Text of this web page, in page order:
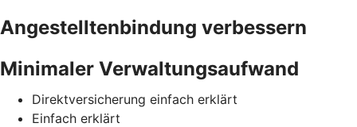
Angestelltenbindung verbessern
Minimaler Verwaltungsaufwand
Direktversicherung einfach erklärt
Einfach erklärt